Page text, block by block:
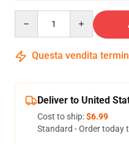
Questa vendita
Deliver to United
Cost to ship:$6.99
Standard - Order today